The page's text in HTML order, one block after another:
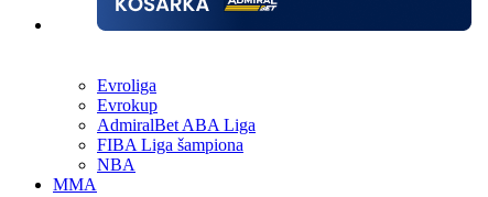
Evroliga
Evrokup
AdmiralBet ABA Liga
FIBA Liga šampiona
NBA
MMA